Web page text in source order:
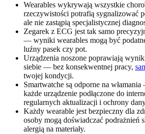
Wearables wykrywają wszystkie
rzeczywistości potrafią sygnalizować
ale nie zastąpią specjalistycznej
Zegarek z ECG jest tak samo
— wyniki wearables mogą być
luźny pasek czy pot.
Urządzenia noszone poprawiają
siebie — bez konsekwentnej pracy,
twojej kondycji.
Smartwatche są odporne na
każde urządzenie podłączone do
regularnych aktualizacji i ochrony
Każdy wearable jest bezpieczny dla
osoby mogą doświadczać podrażnień
alergią na materiały.